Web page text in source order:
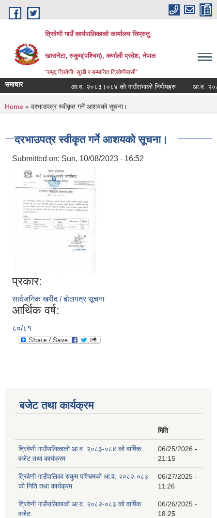
Skip to main content
त्रिवेणी गाउँ कार्यपालिकाको कार्यालय सिम्रुतु
खारानेटा, रुकुम(पश्‍चिम), कर्णाली प्रदेश, नेपाल
"समृद्व त्रिवेणीः सुखी र सम्मानित त्रिवेणीबासी"
समाचार आ.व. २०८३।०८४ को गाउँसभाको निर्णयहरु आ.व.
You are here
Home » दरभाउपत्र स्वीकृत गर्ने आशयको सूचना।
दरभाउपत्र स्वीकृत गर्ने आशयको सूचना।
Submitted on: Sun, 10/08/2023 - 16:52
प्रकार:
सार्वजनिक खरीद / बोलपत्र सूचना
आर्थिक वर्ष:
८०/८१
बजेट तथा कार्यक्रम
मिति
त्रिवेणी गाउँपालिकाको आ.व. २०८३-०८४ को वार्षिक
वजेट तथा कार्यक्रम
06/25/2026 -
21:15
त्रिवेणी गाउँपालिका रुकुम पश्‍चिमको आ.व. २०८२-०८३
को निति तथा कार्यक्रम
06/27/2025 -
11:26
त्रिवेणी गाउँपालिकाको आ.व. २०८२-०८३ को वार्षिक
वजेट
06/26/2025 -
18:25